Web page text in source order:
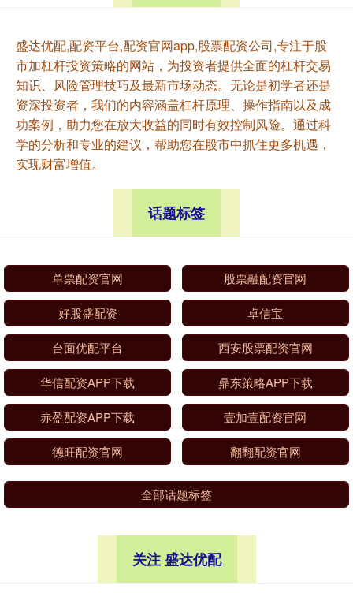
盛达优配,配资平台,配资官网app,股票配资公司,专注于股
市加杠杆投资策略的网站，为投资者提供全面的杠杆交易
知识、风险管理技巧及最新市场动态。无论是初学者还是
资深投资者，我们的内容涵盖杠杆原理、操作指南以及成
功案例，助力您在放大收益的同时有效控制风险。通过科
学的分析和专业的建议，帮助您在股市中抓住更多机遇，
实现财富增值。
话题标签
单票配资官网 股票融配资官网
好股盛配资 卓信宝
台面优配平台 西安股票配资官网
华信配资APP下载 鼎东策略APP下载
赤盈配资APP下载 壹加壹配资官网
德旺配资官网 翻翻配资官网
全部话题标签
关注 盛达优配